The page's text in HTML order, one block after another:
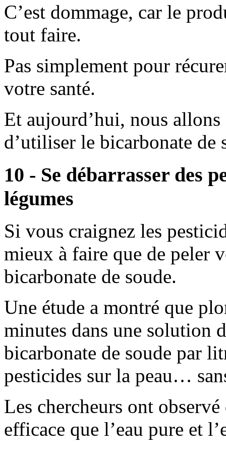
C’est dommage, car le
tout faire.
Pas simplement pour
votre santé.
Et aujourd’hui, nous
d’utiliser le bicarbonate de
10 - Se débarrasser des
légumes
Si vous craignez les
mieux à faire que de peler
bicarbonate de soude.
Une étude a montré que
minutes dans une solution
bicarbonate de soude par
pesticides sur la peau…
Les chercheurs ont
efficace que l’eau pure et